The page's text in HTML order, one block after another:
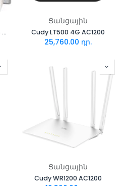
Cudy RE1200 - AC1200 Mesh WiFi Extender
Ցանցային
Cudy LT500 4G AC1200
25,760.00 դր.
Ցանցային
Cudy WR1200 AC1200